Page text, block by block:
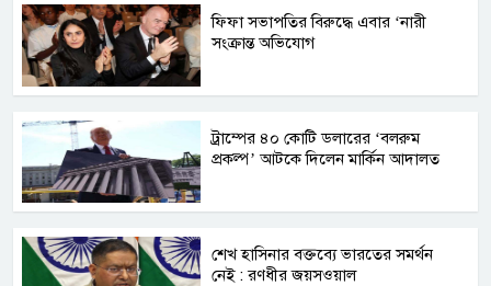
ফিফা সভাপতির বিরুদ্ধে এবার ‘নারী
সংক্রান্ত অভিযোগ
ট্রাম্পের ৪০ কোটি ডলারের ‘বলরুম
প্রকল্প’ আটকে দিলেন মার্কিন আদালত
শেখ হাসিনার বক্তব্যে ভারতের সমর্থন
নেই : রণধীর জয়সওয়াল